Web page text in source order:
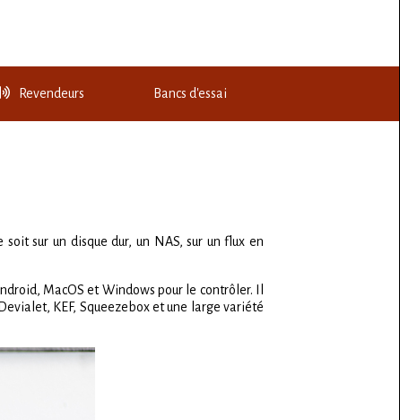
Revendeurs Bancs d'essai
sur un disque dur, un NAS, sur un flux en
MacOS et Windows pour le contrôler. Il
KEF, Squeezebox et une large variété